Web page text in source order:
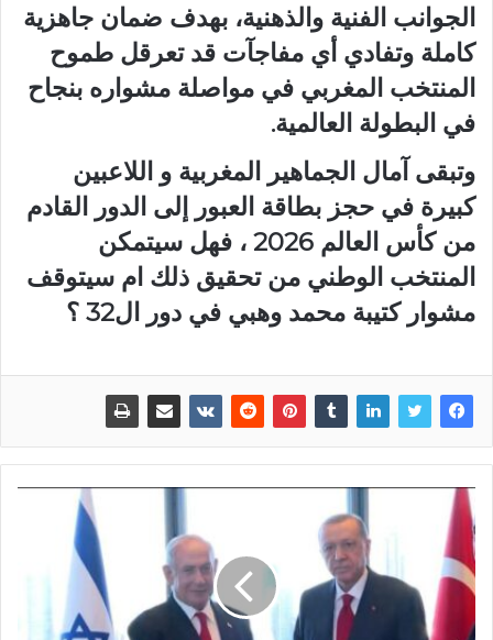
الجوانب الفنية والذهنية، بهدف ضمان جاهزية
كاملة وتفادي أي مفاجآت قد تعرقل طموح
المنتخب المغربي في مواصلة مشواره بنجاح
في البطولة العالمية.
وتبقى آمال الجماهير المغربية و اللاعبين
كبيرة في حجز بطاقة العبور إلى الدور القادم
من كأس العالم 2026 ، فهل سيتمكن
المنتخب الوطني من تحقيق ذلك ام سيتوقف
مشوار كتيبة محمد وهبي في دور ال32 ؟